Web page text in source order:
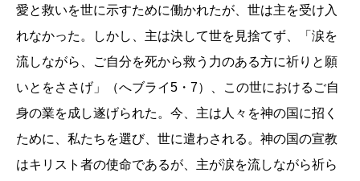
愛と救いを世に示すために働かれたが、世は主を受け入
れなかった。しかし、主は決して世を見捨てず、「涙を
流しながら、ご自分を死から救う力のある方に祈りと願
いとをささげ」（へブライ5・7）、この世におけるご自
身の業を成し遂げられた。今、主は人々を神の国に招く
ために、私たちを選び、世に遣わされる。神の国の宣教
はキリスト者の使命であるが、主が涙を流しながら祈ら